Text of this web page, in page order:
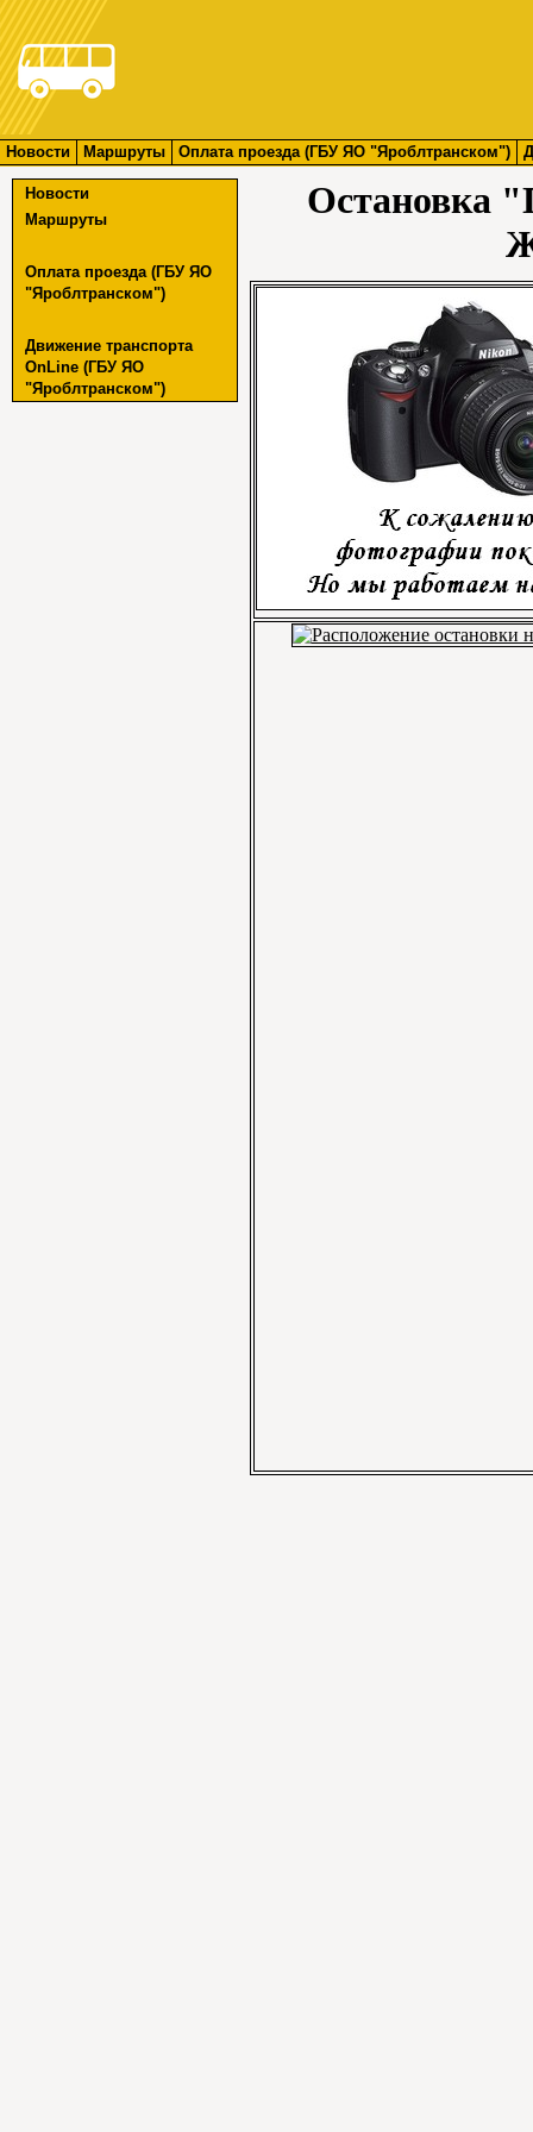
Новости Маршруты Оплата проезда (ГБУ ЯО "Яроблтранском")
Новости
Маршруты
Оплата проезда (ГБУ ЯО
"Яроблтранском")
Движение транспорта
OnLine (ГБУ ЯО
"Яроблтранском")
Остановка